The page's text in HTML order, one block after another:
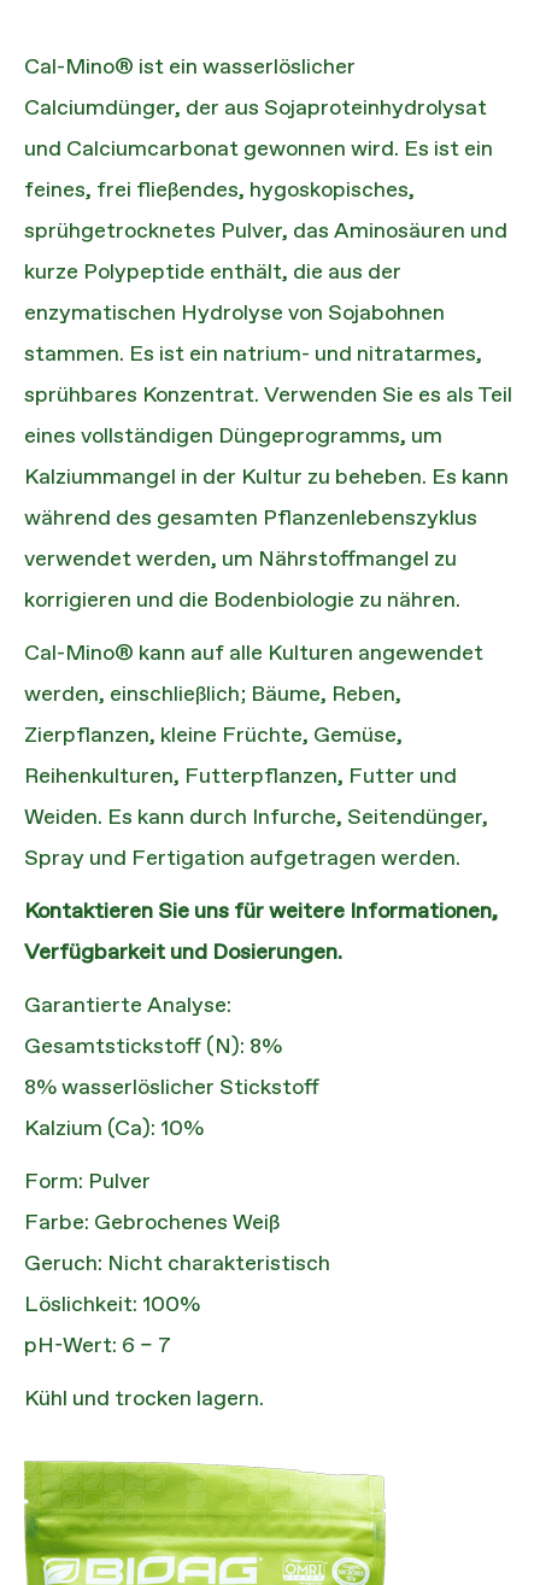
Cal-Mino® ist ein wasserlöslicher
Calciumdünger, der aus Sojaproteinhydrolysat
und Calciumcarbonat gewonnen wird. Es ist ein
feines, frei fließendes, hygoskopisches,
sprühgetrocknetes Pulver, das Aminosäuren und
kurze Polypeptide enthält, die aus der
enzymatischen Hydrolyse von Sojabohnen
stammen. Es ist ein natrium- und nitratarmes,
sprühbares Konzentrat. Verwenden Sie es als Teil
eines vollständigen Düngeprogramms, um
Kalziummangel in der Kultur zu beheben. Es kann
während des gesamten Pflanzenlebenszyklus
verwendet werden, um Nährstoffmangel zu
korrigieren und die Bodenbiologie zu nähren.
Cal-Mino® kann auf alle Kulturen angewendet
werden, einschließlich; Bäume, Reben,
Zierpflanzen, kleine Früchte, Gemüse,
Reihenkulturen, Futterpflanzen, Futter und
Weiden. Es kann durch Infurche, Seitendünger,
Spray und Fertigation aufgetragen werden.
Kontaktieren Sie uns für weitere Informationen,
Verfügbarkeit und Dosierungen.
Garantierte Analyse:
Gesamtstickstoff (N): 8%
8% wasserlöslicher Stickstoff
Kalzium (Ca): 10%
Form: Pulver
Farbe: Gebrochenes Weiß
Geruch: Nicht charakteristisch
Löslichkeit: 100%
pH-Wert: 6 – 7
Kühl und trocken lagern.